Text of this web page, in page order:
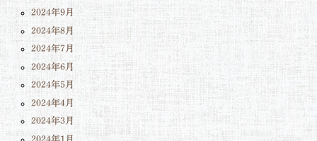
2024年9月
2024年8月
2024年7月
2024年6月
2024年5月
2024年4月
2024年3月
2024年1月